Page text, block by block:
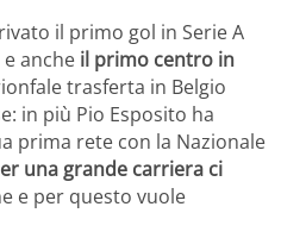
il primo gol in Serie A
anche il primo centro in
trasferta in Belgio
in più Pio Esposito ha
prima rete con la Nazionale
una grande carriera ci
e per questo vuole